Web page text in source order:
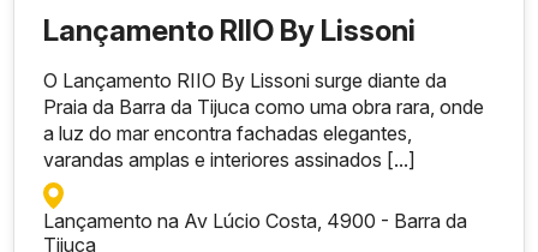
Lançamento RIIO By Lissoni
O Lançamento RIIO By Lissoni surge diante da
Praia da Barra da Tijuca como uma obra rara, onde
a luz do mar encontra fachadas elegantes,
varandas amplas e interiores assinados [...]
Lançamento na Av Lúcio Costa, 4900 - Barra da
Tijuca